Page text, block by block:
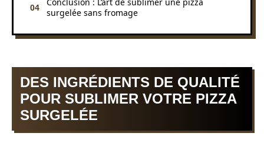
surgelée sans fromage
DES INGRÉDIENTS DE QUALITÉ
POUR SUBLIMER VOTRE PIZZA
SURGELÉE